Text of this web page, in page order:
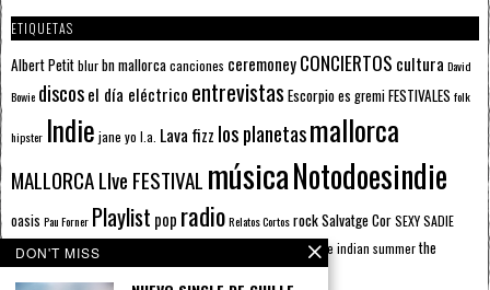
ETIQUETAS
Albert Petitblurbn mallorcacanciones ceremoneyCONCIERTOS cultura David
Bowie discosel día eléctrico entrevistas Escorpioes gremiFESTIVALES folk
hipster Indie jane yo l.a. Lava fizz los planetasmallorca
MALLORCA LIve FESTIVAL músicaNotodoesindie
oasis Pau Forner Playlist pop radioRelatos CortosrockSalvatge CorSEXY SADIE
sputniksputnik radio the curethe indian summerthe
the wheelsu2 álbumes
DON'T MISS